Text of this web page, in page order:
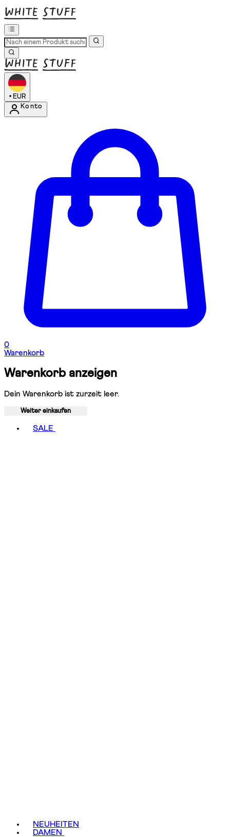
• EUR
Konto
0
Warenkorb
Warenkorb anzeigen
Dein Warenkorb ist zurzeit leer.
Weiter einkaufen
SALE
NEUHEITEN
DAMEN